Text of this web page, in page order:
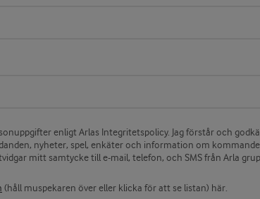
enligt Arlas Integritetspolicy. Jag förstår och
nyheter, spel, enkäter och information om
mitt samtycke till e-mail, telefon, och SMS från Arla
(håll muspekaren över eller klicka för att se listan) här.